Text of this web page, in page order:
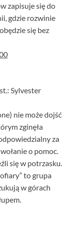
zapisuje się do
gdzie rozwinie
się bez
Sylvester
nie może dojść
zginęła
za
o pomoc.
się w potrzasku.
to grupa
w górach